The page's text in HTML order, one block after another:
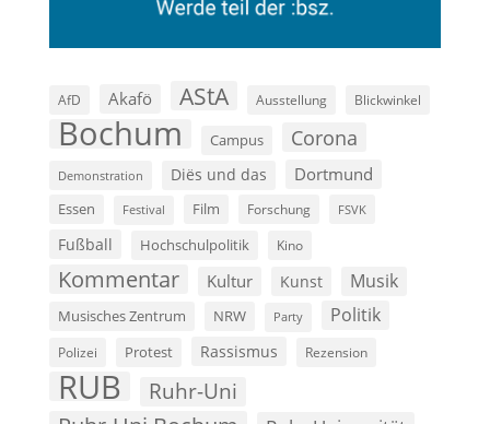
AfD Akafö AStA Ausstellung Blickwinkel
Bochum Campus Corona
Demonstration Diës und das Dortmund
Essen Festival Film Forschung FSVK
Fußball Hochschulpolitik Kino
Kommentar Kultur Kunst Musik
Musisches Zentrum NRW Party Politik
Polizei Protest Rassismus Rezension
RUB Ruhr-Uni